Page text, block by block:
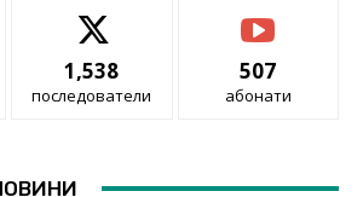
1,538
последователи
507
абонати